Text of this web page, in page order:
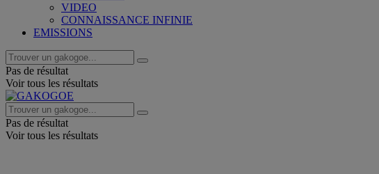
VIDEO
CONNAISSANCE INFINIE
EMISSIONS
Pas de résultat
Voir tous les résultats
Pas de résultat
Voir tous les résultats